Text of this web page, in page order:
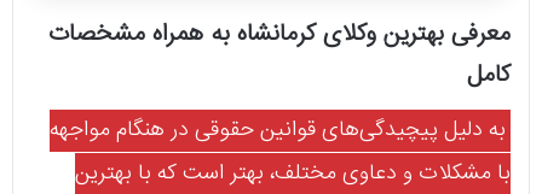
معرفی بهترین وکلای کرمانشاه به همراه مشخصات
کامل
به دلیل پیچیدگی‌های قوانین حقوقی در هنگام مواجهه
با مشکلات و دعاوی مختلف، بهتر است که با بهترین